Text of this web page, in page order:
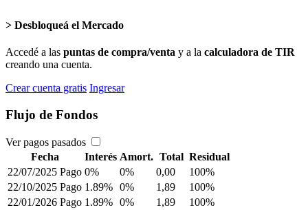
> Desbloqueá el Mercado
Accedé a las puntas de compra/venta y a la calculadora de TIR
creando una cuenta.
Crear cuenta gratis Ingresar
Flujo de Fondos
Ver pagos pasados
Fecha
Interés Amort. Total Residual
22/07/2025 Pago 0% 0% 0,00
100%
22/10/2025 Pago 1.89% 0% 1,89
100%
22/01/2026 Pago 1.89% 0% 1,89
100%